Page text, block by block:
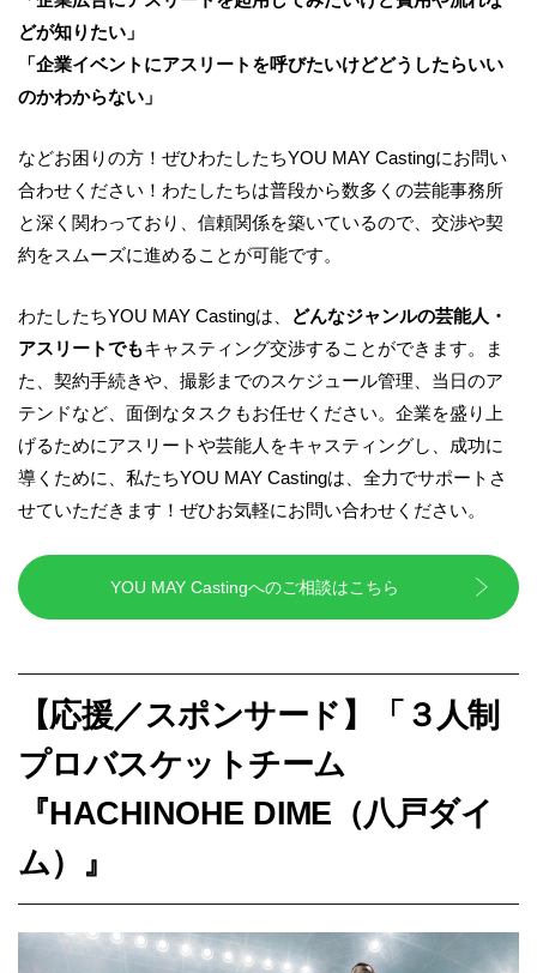
どが知りたい」
「企業イベントにアスリートを呼びたいけどどうしたらいい
のかわからない」
などお困りの方！ぜひわたしたちYOU MAY Castingにお問い
合わせください！わたしたちは普段から数多くの芸能事務所
と深く関わっており、信頼関係を築いているので、交渉や契
約をスムーズに進めることが可能です。
わたしたちYOU MAY Castingは、
どんなジャンルの芸能人・
アスリートでもキャスティング交渉することができます。ま
た、契約手続きや、撮影までのスケジュール管理、当日のア
テンドなど、面倒なタスクもお任せください。企業を盛り上
げるためにアスリートや芸能人をキャスティングし、成功に
導くために、私たちYOU MAY Castingは、全力でサポートさ
せていただきます！ぜひお気軽にお問い合わせください。
YOU MAY Castingへのご相談はこちら
【応援／スポンサード】「３人制
プロバスケットチーム
『HACHINOHE DIME（八戸ダイ
ム）』